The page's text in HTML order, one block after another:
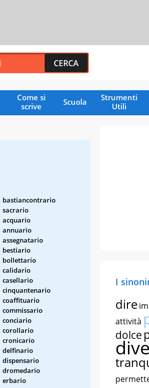
Come si
scrive
Scuola
Strumenti
Utili
bastiancontrario
sacrario
acquario
annuario
assegnatario
bestiario
bollettario
calidario
casellario
cinquantenario
coaffituario
commissario
conciario
corollario
cronicario
delfinario
dispensario
dromedario
erbario
I
dire
attività
dolce